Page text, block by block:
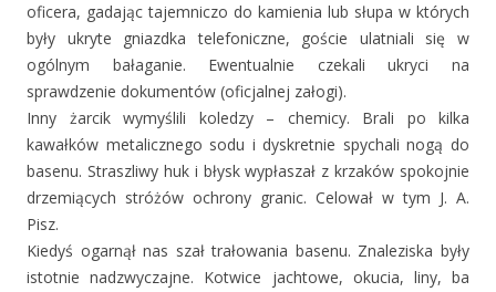
oficera, gadając tajemniczo do kamienia lub słupa w których
były ukryte gniazdka telefoniczne, goście ulatniali się w
ogólnym bałaganie. Ewentualnie czekali ukryci na
sprawdzenie dokumentów (oficjalnej załogi).
Inny żarcik wymyślili koledzy – chemicy. Brali po kilka
kawałków metalicznego sodu i dyskretnie spychali nogą do
basenu. Straszliwy huk i błysk wypłaszał z krzaków spokojnie
drzemiących stróżów ochrony granic. Celował w tym J. A.
Pisz.
Kiedyś ogarnął nas szał trałowania basenu. Znaleziska były
istotnie nadzwyczajne. Kotwice jachtowe, okucia, liny, ba